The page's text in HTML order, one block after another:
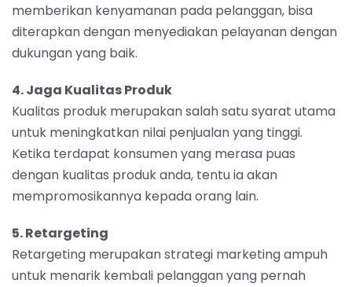
memberikan kenyamanan pada pelanggan, bisa
diterapkan dengan menyediakan pelayanan dengan
dukungan yang baik.
4. Jaga Kualitas Produk
Kualitas produk merupakan salah satu syarat utama
untuk meningkatkan nilai penjualan yang tinggi.
Ketika terdapat konsumen yang merasa puas
dengan kualitas produk anda, tentu ia akan
mempromosikannya kepada orang lain.
5. Retargeting
Retargeting merupakan strategi marketing ampuh
untuk menarik kembali pelanggan yang pernah